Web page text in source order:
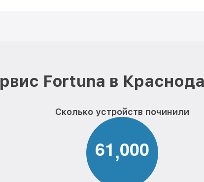
Fortuna в
Сколько устройств починили
61,000